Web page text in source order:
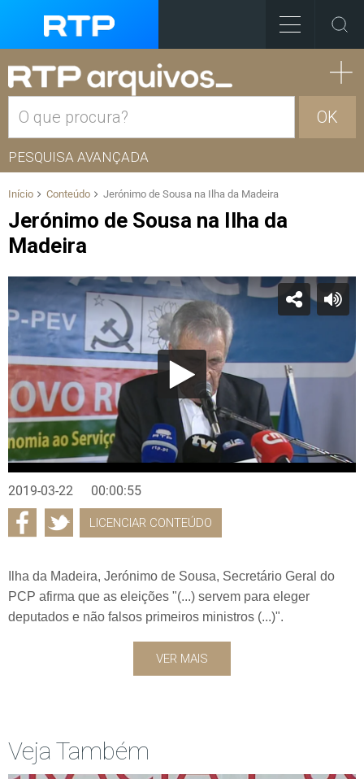
OK
PESQUISA AVANÇADA
Início Conteúdo Jerónimo de Sousa na Ilha da Madeira
Jerónimo de Sousa na Ilha da
Madeira
2019-03-22 00:00:55
LICENCIAR CONTEÚDO
Ilha da Madeira, Jerónimo de Sousa, Secretário Geral do
PCP afirma que as eleições "(...) servem para eleger
deputados e não falsos primeiros ministros (...)".
VER MAIS
Veja Também